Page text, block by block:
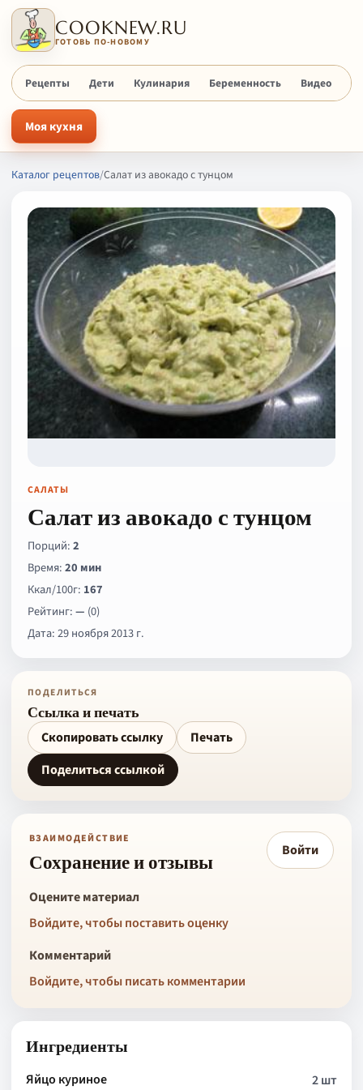
COOKNEW.RU
ГОТОВЬ ПО-НОВОМУ
Рецепты Дети Кулинария Беременность Видео
Моя кухня
Каталог рецептов/Салат из авокадо с тунцом
САЛАТЫ
Салат из авокадо с тунцом
Порций:2
Время:20 мин
Ккал/100г: 167
Рейтинг:— (0)
Дата: 29 ноября 2013 г.
ПОДЕЛИТЬСЯ
Ссылка и печать
Скопировать ссылку
Печать
Поделиться ссылкой
ВЗАИМОДЕЙСТВИЕ
Сохранение и отзывы Войти
Оцените материал
Войдите, чтобы поставить оценку
Комментарий
Войдите, чтобы писать комментарии
Ингредиенты
Яйцо куриное 2 шт